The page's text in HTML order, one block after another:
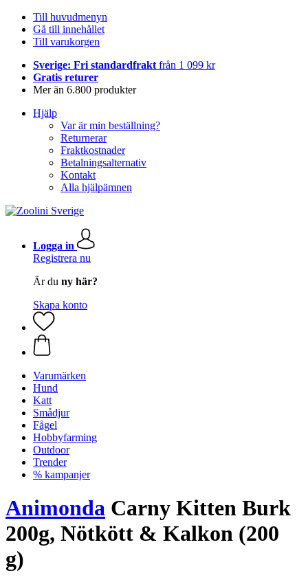
Till huvudmenyn
Gå till innehållet
Till varukorgen
Sverige: Fri standardfrakt från 1 099 kr
Gratis returer
Mer än 6.800 produkter
Hjälp
Var är min beställning?
Returnerar
Fraktkostnader
Betalningsalternativ
Kontakt
Alla hjälpämnen
Logga in
Registrera nu
Är du ny här?
Skapa konto
Varumärken
Hund
Katt
Smådjur
Fågel
Hobbyfarming
Outdoor
Trender
% kampanjer
Animonda Carny Kitten Burk
200g, Nötkött & Kalkon (200
g)